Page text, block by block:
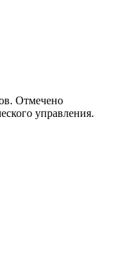
Отмечено
управления.